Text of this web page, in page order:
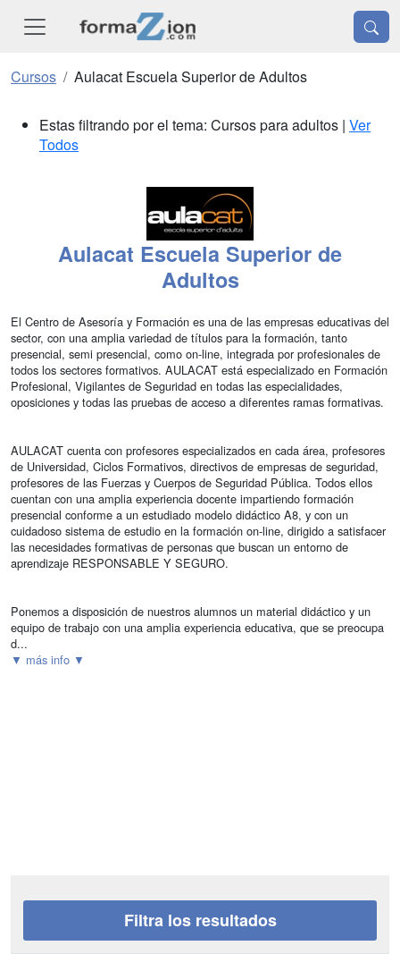
Cursos Aulacat Escuela Superior de Adultos
Estas filtrando por el tema: Cursos para adultos | Ver
Todos
Aulacat Escuela Superior de
Adultos
El Centro de Asesoría y Formación es una de las empresas educativas del
sector, con una amplia variedad de títulos para la formación, tanto
presencial, semi presencial, como on-line, integrada por profesionales de
todos los sectores formativos. AULACAT está especializado en Formación
Profesional, Vigilantes de Seguridad en todas las especialidades,
oposiciones y todas las pruebas de acceso a diferentes ramas formativas.
AULACAT cuenta con profesores especializados en cada área, profesores
de Universidad, Ciclos Formativos, directivos de empresas de seguridad,
profesores de las Fuerzas y Cuerpos de Seguridad Pública. Todos ellos
cuentan con una amplia experiencia docente impartiendo formación
presencial conforme a un estudiado modelo didáctico A8, y con un
cuidadoso sistema de estudio en la formación on-line, dirigido a satisfacer
las necesidades formativas de personas que buscan un entorno de
aprendizaje RESPONSABLE Y SEGURO.
Ponemos a disposición de nuestros alumnos un material didáctico y un
equipo de trabajo con una amplia experiencia educativa, que se preocupa
d...
▼ más info ▼
Filtra los resultados